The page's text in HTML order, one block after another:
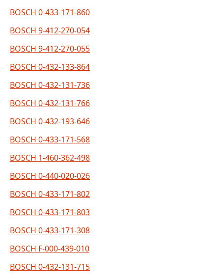
BOSCH 0-433-171-860
BOSCH 9-412-270-054
BOSCH 9-412-270-055
BOSCH 0-432-133-864
BOSCH 0-432-131-736
BOSCH 0-432-131-766
BOSCH 0-432-193-646
BOSCH 0-433-171-568
BOSCH 1-460-362-498
BOSCH 0-440-020-026
BOSCH 0-433-171-802
BOSCH 0-433-171-803
BOSCH 0-433-171-308
BOSCH F-000-439-010
BOSCH 0-432-131-715